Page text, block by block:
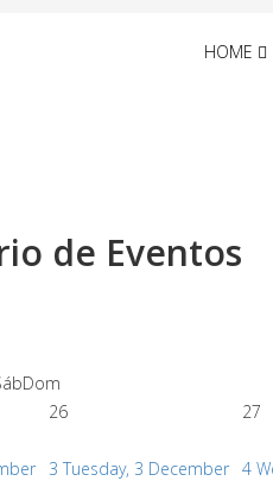
HOME
de Eventos
Dom
26 27
3 Tuesday, 3 December 4